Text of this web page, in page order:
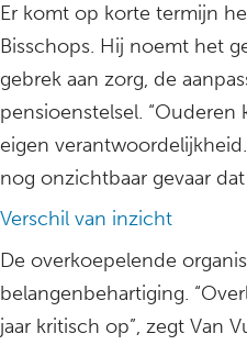
Er komt op korte termijn
Bisschops. Hij noemt het
gebrek aan zorg, de
pensioenstelsel. “Ouderen
eigen
nog onzichtbaar gevaar
Verschil van inzicht
De overkoepelende
belangenbehartiging.
jaar kritisch op”, zegt Van